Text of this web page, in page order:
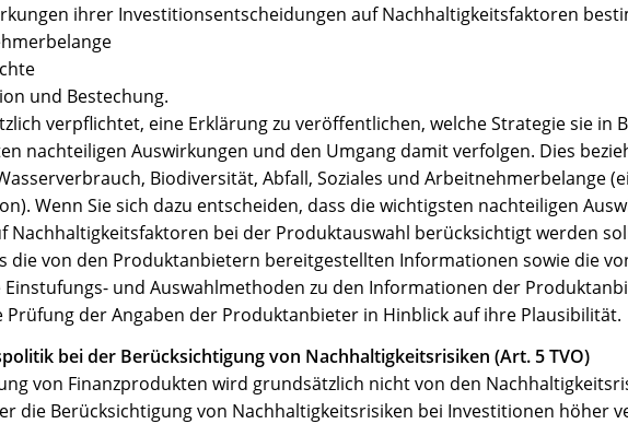
ihrer Investitionsentscheidungen auf Nachhaltigkeitsfaktoren
und Bestechung.
verpflichtet, eine Erklärung zu veröffentlichen, welche Strategie sie in
nachteiligen Auswirkungen und den Umgang damit verfolgen. Dies
Biodiversität, Abfall, Soziales und Arbeitnehmerbelange
Wenn Sie sich dazu entscheiden, dass die wichtigsten nachteiligen
Nachhaltigkeitsfaktoren bei der Produktauswahl berücksichtigt werden
die von den Produktanbietern bereitgestellten Informationen sowie die
Einstufungs- und Auswahlmethoden zu den Informationen der
Prüfung der Angaben der Produktanbieter in Hinblick auf ihre Plausibilität.
bei der Berücksichtigung von Nachhaltigkeitsrisiken (Art. 5 TVO)
von Finanzprodukten wird grundsätzlich nicht von den
die Berücksichtigung von Nachhaltigkeitsrisiken bei Investitionen höher